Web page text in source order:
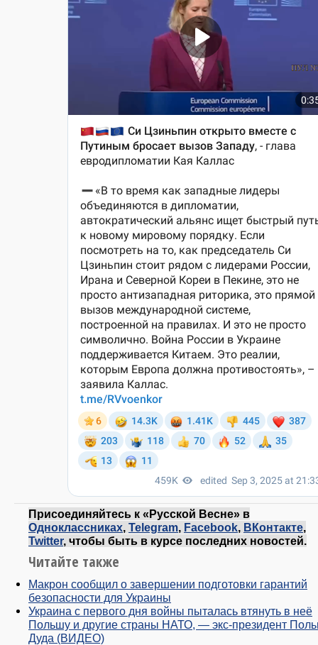
Присоединяйтесь к «Русской Весне» в
Одноклассниках, Telegram, Facebook, ВКонтакте,
Twitter, чтобы быть в курсе последних новостей.
Читайте также
Макрон сообщил о завершении подготовки гарантий
безопасности для Украины
Украина с первого дня войны пыталась втянуть в неё
Польшу и другие страны НАТО, — экс-президент
Дуда (ВИДЕО)